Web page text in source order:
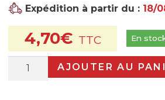
Nos recettes
Nos conseils et astuces
Actualités
Expédition à partir du : 18/
4,70€ En
quantité
AJOUTER AU